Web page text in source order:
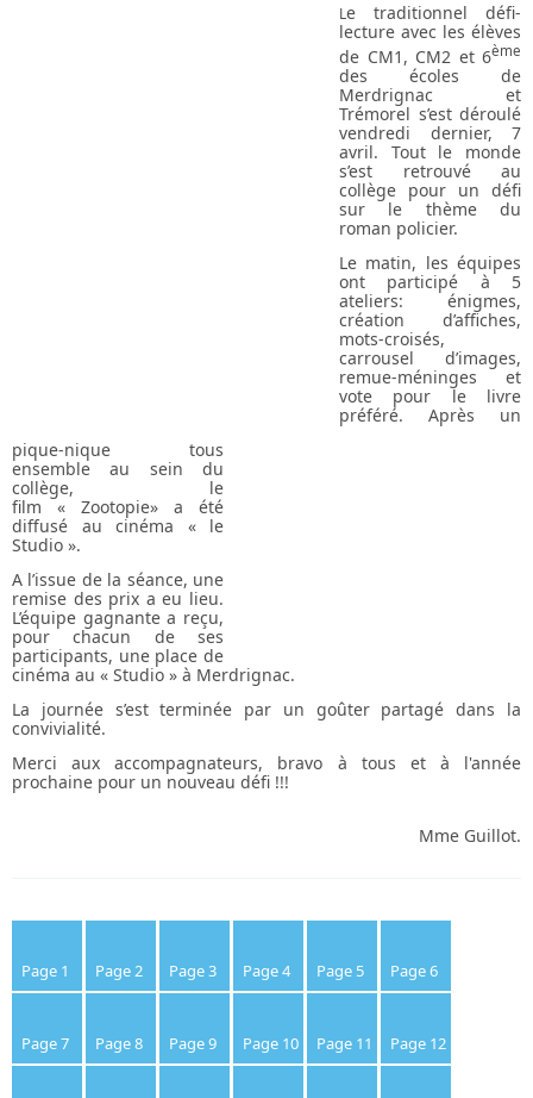
Le traditionnel défi-
lecture avec les élèves
de CM1, CM2 et 6ème
des écoles de
Merdrignac et
Trémorel s’est déroulé
vendredi dernier, 7
avril. Tout le monde
s’est retrouvé au
collège pour un défi
sur le thème du
roman policier.
Le matin, les équipes
ont participé à 5
ateliers: énigmes,
création d’affiches,
mots-croisés,
carrousel d’images,
remue-méninges et
vote pour le livre
préféré. Après un
pique-nique tous
ensemble au sein du
collège, le
film « Zootopie» a été
diffusé au cinéma « le
Studio ».
A l’issue de la séance, une
remise des prix a eu lieu.
L’équipe gagnante a reçu,
pour chacun de ses
participants, une place de
cinéma au « Studio » à Merdrignac.
La journée s’est terminée par un goûter partagé dans la
convivialité.
Merci aux accompagnateurs, bravo à tous et à l'année
prochaine pour un nouveau défi !!!
Mme Guillot.
Page 1 Page 2 Page 3 Page 4 Page 5 Page 6
Page 7 Page 8 Page 9 Page 10 Page 11 Page 12